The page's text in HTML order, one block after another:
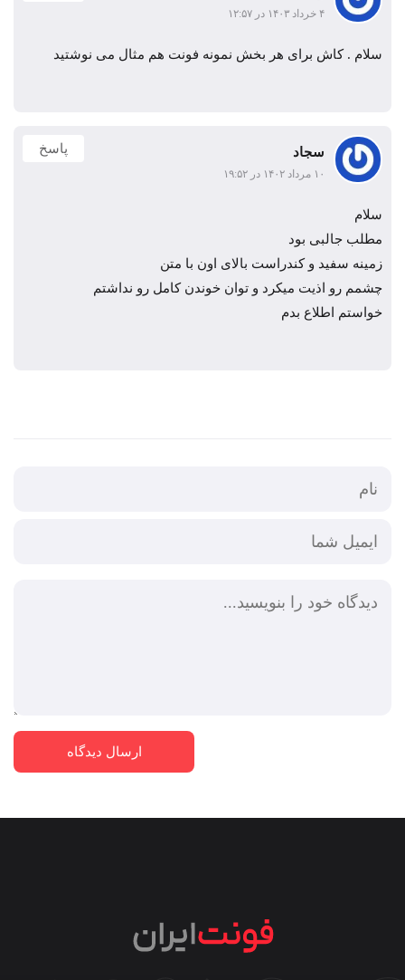
۴ خرداد ۱۴۰۳ در ۱۲:۵۷
سلام . کاش برای هر بخش نمونه فونت هم مثال می نوشتید
سجاد
۱۰ مرداد ۱۴۰۲ در ۱۹:۵۲
پاسخ
سلام
مطلب جالبی بود
زمینه سفید و کندراست بالای اون با متن
چشمم رو اذیت میکرد و توان خوندن کامل رو نداشتم
خواستم اطلاع بدم